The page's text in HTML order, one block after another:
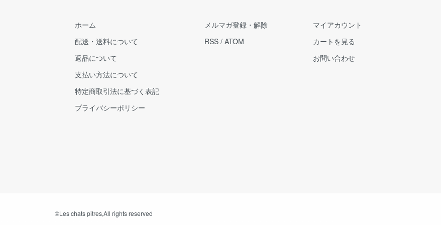
ホーム
配送・送料について
返品について
支払い方法について
特定商取引法に基づく表記
プライバシーポリシー
メルマガ登録・解除
RSS / ATOM
マイアカウント
カートを見る
お問い合わせ
©️Les chats pitres,All rights reserved